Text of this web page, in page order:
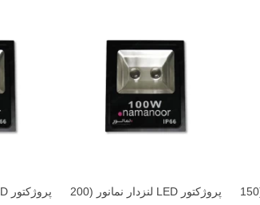
پروژکتور LED لنزدار نمانور (150
پروژکتور LED لنزدار نمانور (200